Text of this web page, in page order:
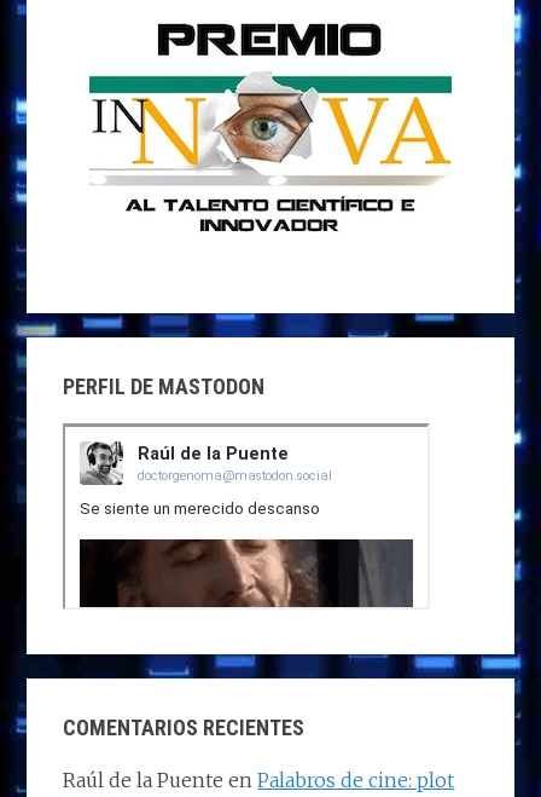
PERFIL DE MASTODON
COMENTARIOS RECIENTES
Raúl de la Puente enPalabros de cine: plot